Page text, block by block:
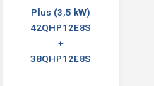
Plus (3,5 kW)
42QHP12E8S
+
38QHP12E8S